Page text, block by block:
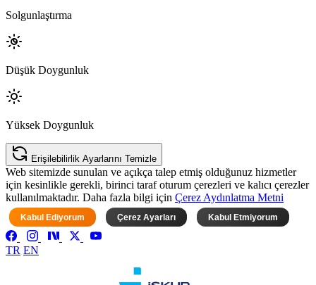
Solgunlaştırma
Düşük Doygunluk
Yüksek Doygunluk
Erişilebilirlik Ayarlarını Temizle
Web sitemizde sunulan ve açıkça talep etmiş olduğunuz hizmetler
için kesinlikle gerekli, birinci taraf oturum çerezleri ve kalıcı çerezler
kullanılmaktadır. Daha fazla bilgi için Çerez Aydınlatma Metni
Kabul Ediyorum Çerez Ayarları Kabul Etmiyorum
TR EN